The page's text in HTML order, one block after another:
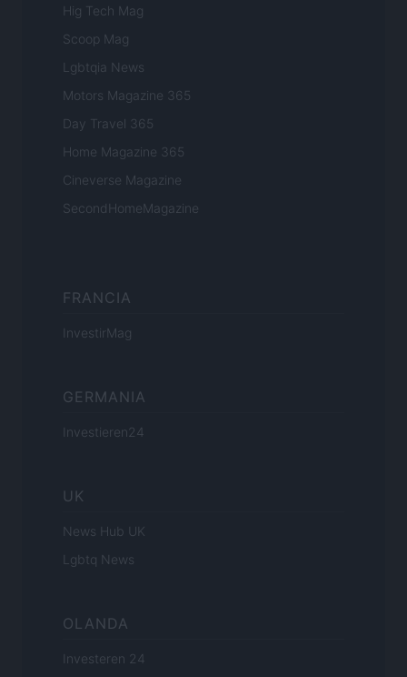
Hig Tech Mag
Scoop Mag
Lgbtqia News
Motors Magazine 365
Day Travel 365
Home Magazine 365
Cineverse Magazine
SecondHomeMagazine
FRANCIA
InvestirMag
GERMANIA
Investieren24
UK
News Hub UK
Lgbtq News
OLANDA
Investeren 24